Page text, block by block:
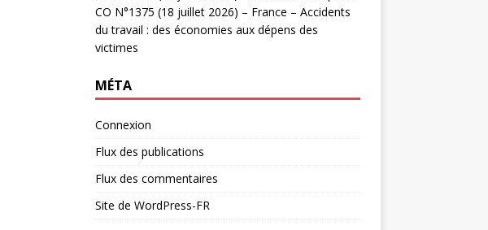
CO N°1375 (18 juillet 2026) – France – Accidents
du travail : des économies aux dépens des
victimes
MÉTA
Connexion
Flux des publications
Flux des commentaires
Site de WordPress-FR